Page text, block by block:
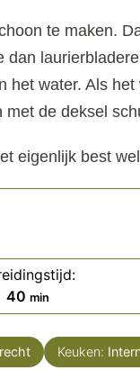
te maken.
water. Als
de deksel
eigenlijk best
40minuten
min
Keuken: